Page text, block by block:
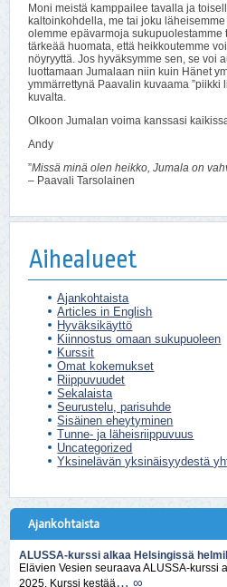
Moni meistä kamppailee tavalla ja
kaltoinkohdella, me tai joku
olemme epävarmoja sukupuolestamme
tärkeää huomata, että heikkoutemme
nöyryyttä. Jos hyväksymme sen, se voi
luottamaan Jumalaan niin kuin Hänet
ymmärrettynä Paavalin kuvaama ”piikki
kuvalta.
Olkoon Jumalan voima kanssasi
Andy
”Missä minä olen heikko, Jumala on
– Paavali Tarsolainen
Aihealueet
Ajankohtaista
Articles in English
Hyväksikäyttö
Kiinnostus omaan sukupuoleen
Kurssit
Omat kokemukset
Riippuvuudet
Sekalaista
Seurustelu, parisuhde
Sisäinen eheytyminen
Tunne- ja läheisriippuvuus
Uncategorized
Yksinelävän yksinäisyydestä
Ajankohtaista
ALUSSA-kurssi alkaa Helsingissä
Elävien Vesien seuraava ALUSSA-kurssi
2025. Kurssi kestää… ∞